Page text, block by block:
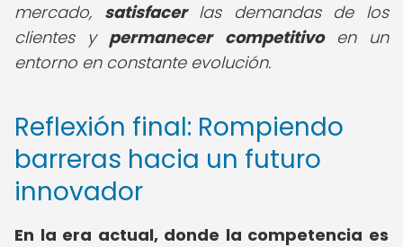
mercado, satisfacerlas demandas de los
clientes y permanecer competitivoen un
entorno en constante evolución.
Reflexión final: Rompiendo
barreras hacia un futuro
innovador
En la era actual, donde la competencia es